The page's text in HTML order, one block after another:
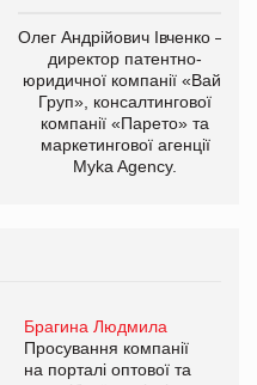
Олег Андрійович Івченко —
директор патентно-
юридичної компанії «Вайз
Груп», консалтингової
компанії «Парето» та
маркетингової агенції
Myka Agency.
Брагина Людмила
Просування компанії
на порталі оптової та